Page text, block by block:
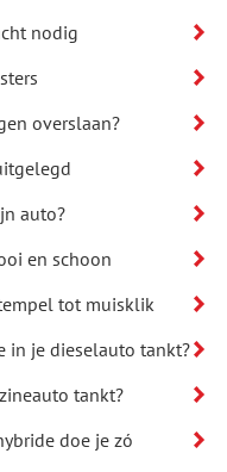
nodig
overslaan?
auto?
en schoon
tot muisklik
in je dieselauto tankt?
tankt?
doe je zó